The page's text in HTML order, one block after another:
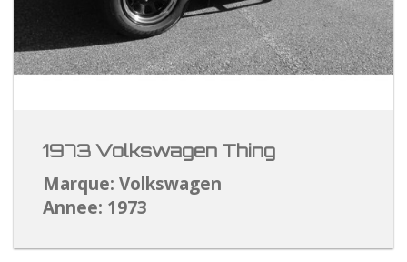
1973 Volkswagen Thing
Marque: Volkswagen
Annee: 1973